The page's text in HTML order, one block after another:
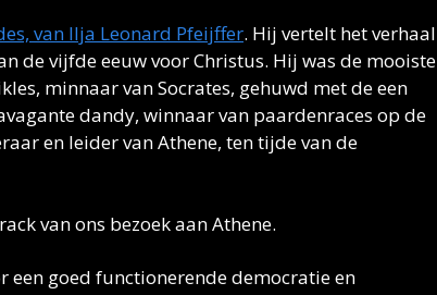
van Ilja Leonard Pfeijffer. Hij vertelt het verhaal
de vijfde eeuw voor Christus. Hij was de mooiste
minnaar van Socrates, gehuwd met de een
dandy, winnaar van paardenraces op de
van ons bezoek aan Athene.
een goed functionerende democratie en